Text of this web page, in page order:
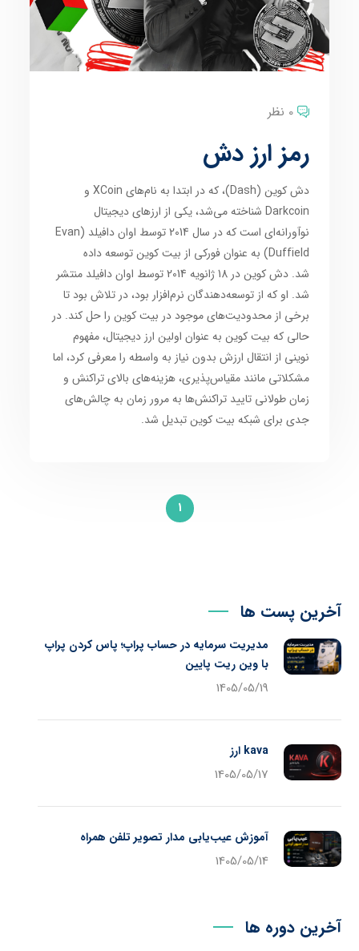
0 نظر
رمز ارز دش
دش کوین (Dash)، که در ابتدا به نام‌های XCoin و
Darkcoin شناخته می‌شد، یکی از ارزهای دیجیتال
نوآورانه‌ای است که در سال 2014 توسط اوان دافیلد (Evan
Duffield) به عنوان فورکی از بیت کوین توسعه داده
شد. دش کوین در 18 ژانویه 2014 توسط اوان دافیلد منتشر
شد. او که از توسعه‌دهندگان نرم‌افزار بود، در تلاش بود تا
برخی از محدودیت‌های موجود در بیت کوین را حل کند. در
حالی که بیت کوین به عنوان اولین ارز دیجیتال، مفهوم
نوینی از انتقال ارزش بدون نیاز به واسطه را معرفی کرد، اما
مشکلاتی مانند مقیاس‌پذیری، هزینه‌های بالای تراکنش و
زمان طولانی تایید تراکنش‌ها به مرور زمان به چالش‌های
جدی برای شبکه بیت کوین تبدیل شد.
1
آخرین پست ها
مدیریت سرمایه در حساب پراپ؛ پاس کردن پراپ
با وین ریت پایین
1405/05/19
kava ارز
1405/05/17
آموزش عیب‌یابی مدار تصویر تلفن همراه
1405/05/14
آخرین دوره ها